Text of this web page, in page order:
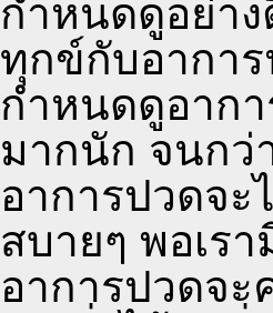
กำหนดดูอย่าง
ทุกข์กับอากา
กำหนดดูอาก
มากนัก จนกว่
อาการปวดจ
สบายๆ พอเ
อาการปวดจ